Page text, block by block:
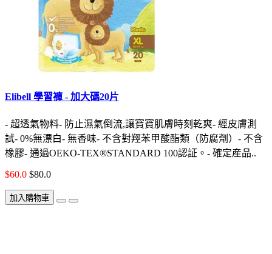
Elibell 學習褲 - 加大碼20片
- 超透氣物料- 防止濕氣倒流,讓寶寶肌膚時刻乾爽- 經皮膚測
試- 0%無漂白- 無香味- 不含對羥苯甲酸酯類（防腐劑）- 不含
橡膠- 通過OEKO-TEX®STANDARD 100認証。- 確定産品..
$60.0 $80.0
加入購物車